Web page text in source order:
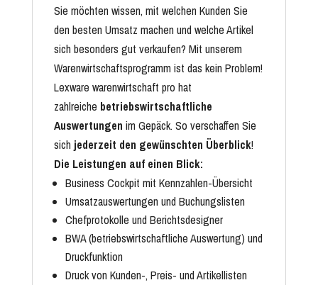
Sie möchten wissen, mit welchen Kunden Sie
den besten Umsatz machen und welche Artikel
sich besonders gut verkaufen? Mit unserem
Warenwirtschaftsprogramm ist das kein Problem!
Lexware warenwirtschaft pro hat
zahlreiche betriebswirtschaftliche
Auswertungen im Gepäck. So verschaffen Sie
sich jederzeit den gewünschten Überblick!
Die Leistungen auf einen Blick:
Business Cockpit mit Kennzahlen-Übersicht
Umsatzauswertungen und Buchungslisten
Chefprotokolle und Berichtsdesigner
BWA(betriebswirtschaftliche Auswertung) und
Druckfunktion
Druck von Kunden-, Preis- und Artikellisten